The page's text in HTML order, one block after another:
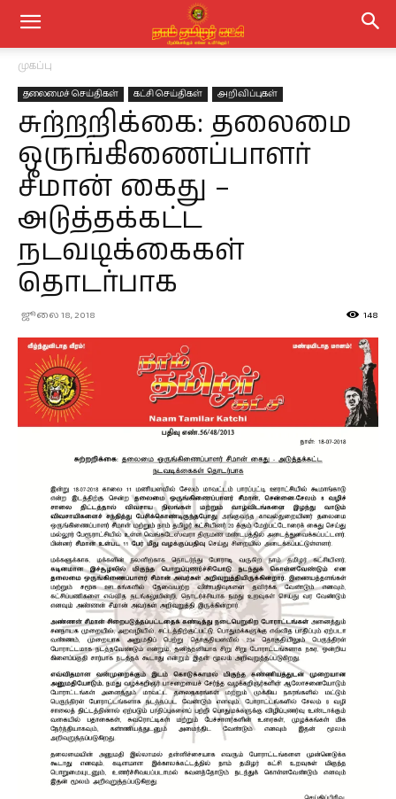
முகப்பு
தலைமைச் செய்திகள் கட்சி செய்திகள் அறிவிப்புகள்
சுற்றறிக்கை: தலைமை
ஒருங்கிணைப்பாளர்
சீமான் கைது –
அடுத்தக்கட்ட
நடவடிக்கைகள்
தொடர்பாக
ஜூலை 18, 2018 148